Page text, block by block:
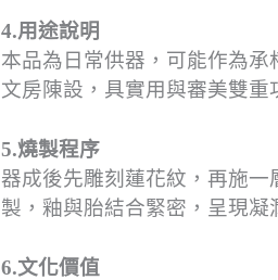
4.用途說明
本品為日常供器，可能作為
文房陳設，具實用與審美雙重
5.燒製程序
器成後先雕刻蓮花紋，再施
製，釉與胎結合緊密，呈現凝
6.文化價值